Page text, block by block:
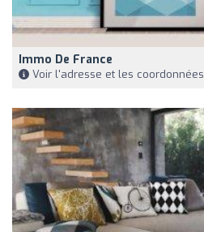
Immo De France
Voir l'adresse et les coordonnées